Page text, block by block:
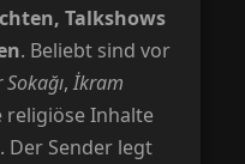
Talkshows
. Beliebt sind vor
,İkram
religiöse Inhalte
Der Sender legt